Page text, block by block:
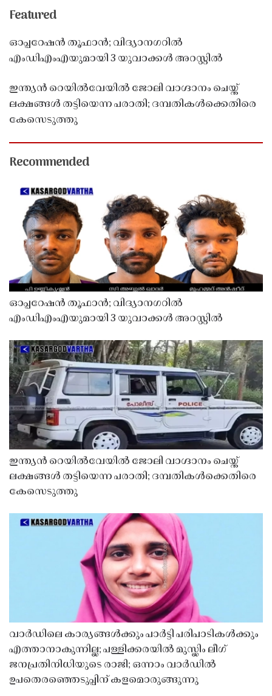
Featured
ഓപ്പറേഷൻ തൂഫാൻ; വിദ്യാനഗറിൽ
എംഡിഎംഎയുമായി 3 യുവാക്കൾ അറസ്റ്റിൽ
ഇന്ത്യൻ റെയിൽവേയിൽ ജോലി വാഗ്ദാനം ചെയ്ത്
ലക്ഷങ്ങൾ തട്ടിയെന്ന പരാതി; ദമ്പതികൾക്കെതിരെ
കേസെടുത്തു
Recommended
ഓപ്പറേഷൻ തൂഫാൻ; വിദ്യാനഗറിൽ
എംഡിഎംഎയുമായി 3 യുവാക്കൾ അറസ്റ്റിൽ
ഇന്ത്യൻ റെയിൽവേയിൽ ജോലി വാഗ്ദാനം ചെയ്ത്
ലക്ഷങ്ങൾ തട്ടിയെന്ന പരാതി; ദമ്പതികൾക്കെതിരെ
കേസെടുത്തു
വാർഡിലെ കാര്യങ്ങൾക്കും പാർട്ടി പരിപാടികൾക്കും
എത്താനാകുന്നില്ല; പള്ളിക്കരയിൽ മുസ്ലിം ലീഗ്
ജനപ്രതിനിധിയുടെ രാജി; ഒന്നാം വാർഡിൽ
ഉപതെരഞ്ഞെടുപ്പിന് കളമൊരുങ്ങുന്നു